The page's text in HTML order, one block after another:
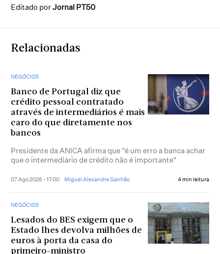
Editado porJornal PT50
Relacionadas
NEGÓCIOS
Banco de Portugal diz que
crédito pessoal contratado
através de intermediários é mais
caro do que diretamente nos
bancos
Presidente da ANICA afirma que "é um erro a banca achar
que o intermediário de crédito não é importante"
07 Ago 2026 - 17:00 Miguel Alexandre Ganhão 4 min leitura
NEGÓCIOS
Lesados do BES exigem que o
Estado lhes devolva milhões de
euros à porta da casa do
primeiro-ministro